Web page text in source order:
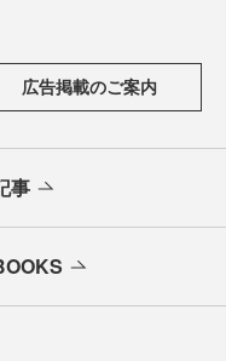
広告掲載のご案内
事